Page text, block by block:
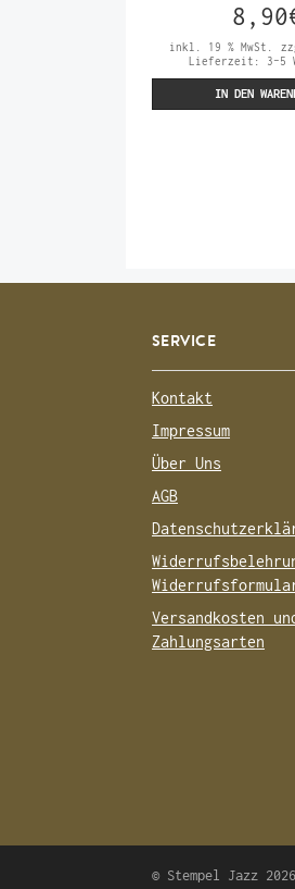
8,90
inkl. 19 % MwSt.
Lieferzeit: 3-5
IN DEN
SERVICE
Kontakt
Impressum
Über Uns
AGB
Versandkosten
Zahlungsarten
© Stempel Jazz